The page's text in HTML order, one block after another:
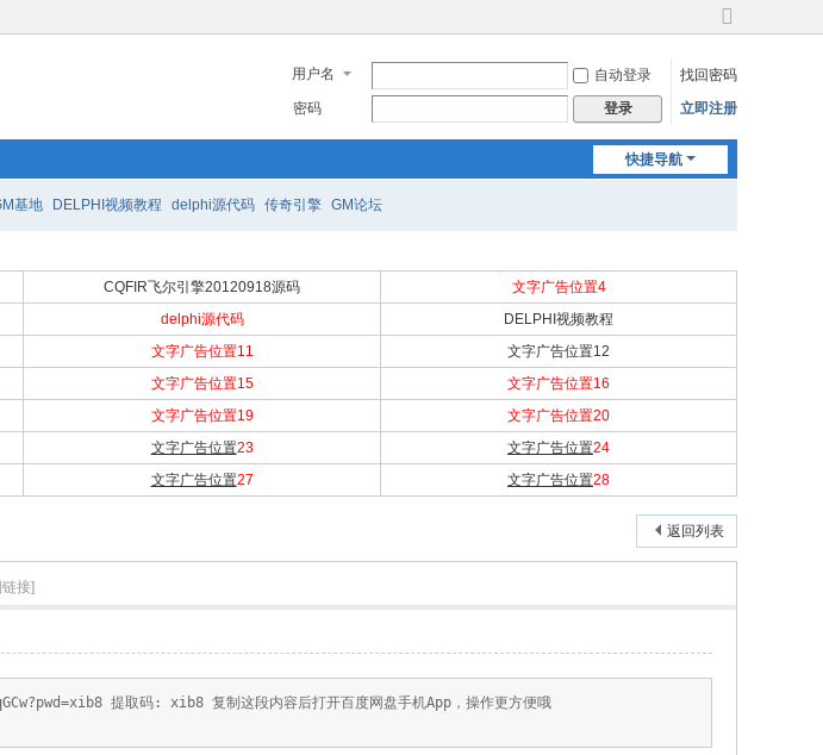
切
到
宽
用户名 自动登录
找回密码
密码
登录 立即注册
快捷导航
基地 DELPHI视频教程 delphi源代码 传奇引擎 GM论坛
CQFIR飞尔引擎20120918源码
文字广告位置4
delphi源代码
DELPHI视频教程
文字广告位置11
文字广告位置12
文字广告位置15
文字广告位置16
文字广告位置19
文字广告位置20
文字广告位置23 文字广告位置24
文字广告位置27 文字广告位置28
返回列表
链接]
提取码: xib8 复制这段内容后打开百度网盘手机App，操作更方便哦